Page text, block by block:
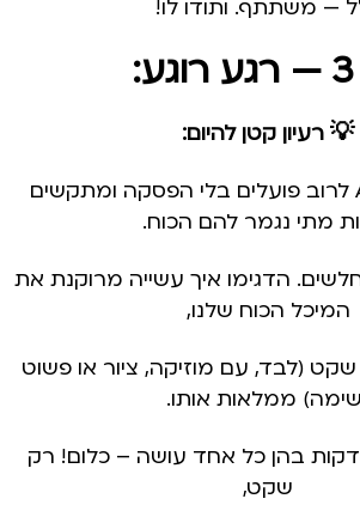
— משתתף. ותודו לו!
💡 רעיון קטן להיום:
ילדים עם ADHD לרוב פועלים בלי הפסקה ומתקשים
מתי נגמר להם הכוח.
הדגימו איך עשייה מרוקנת את
המיכל הכוח שלנו,
של שקט (לבד, עם מוזיקה, ציור או פשוט
ממלאות אותו.
שימו טיימר ל10 דקות בהן כל אחד עושה – כלום! רק
שקט,